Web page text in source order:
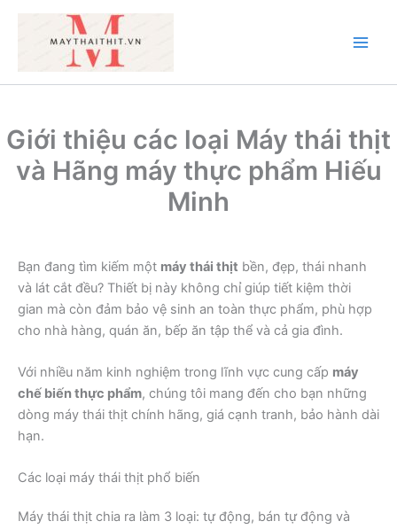
dung
Giới thiệu các loại Máy thái thịt
và Hãng máy thực phẩm Hiếu
Minh
Bạn đang tìm kiếm một máy thái thịt bền, đẹp, thái nhanh
và lát cắt đều? Thiết bị này không chỉ giúp tiết kiệm thời
gian mà còn đảm bảo vệ sinh an toàn thực phẩm, phù hợp
cho nhà hàng, quán ăn, bếp ăn tập thể và cả gia đình.
Với nhiều năm kinh nghiệm trong lĩnh vực cung cấp máy
chế biến thực phẩm, chúng tôi mang đến cho bạn những
dòng máy thái thịt chính hãng, giá cạnh tranh, bảo hành dài
hạn.
Các loại máy thái thịt phổ biến
Máy thái thịt chia ra làm 3 loại: tự động, bán tự động và